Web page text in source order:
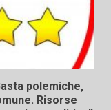
polemiche,
Risorse